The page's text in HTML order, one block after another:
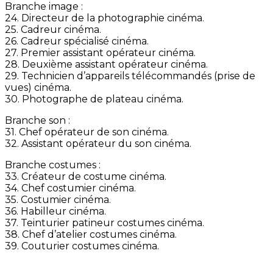
Branche image :
24. Directeur de la photographie cinéma.
25. Cadreur cinéma.
26. Cadreur spécialisé cinéma.
27. Premier assistant opérateur cinéma.
28. Deuxième assistant opérateur cinéma.
29. Technicien d’appareils télécommandés (prise de
vues) cinéma.
30. Photographe de plateau cinéma.
Branche son :
31. Chef opérateur de son cinéma.
32. Assistant opérateur du son cinéma.
Branche costumes :
33. Créateur de costume cinéma.
34. Chef costumier cinéma.
35. Costumier cinéma.
36. Habilleur cinéma.
37. Teinturier patineur costumes cinéma.
38. Chef d’atelier costumes cinéma.
39. Couturier costumes cinéma.